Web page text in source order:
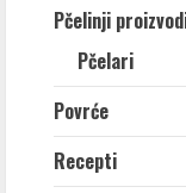
Pčelinji
Pčelari
Povrće
Recepti